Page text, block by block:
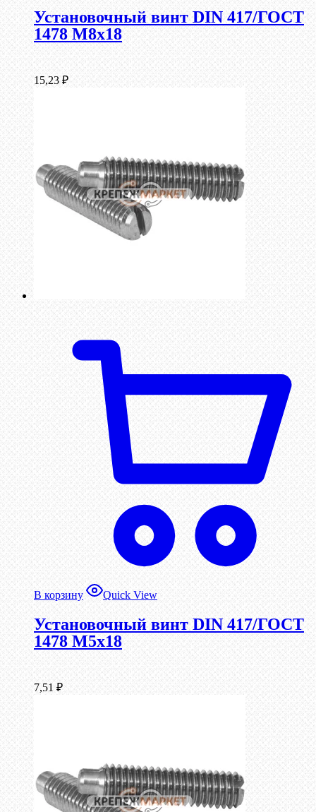
Установочный винт DIN 417/ГОСТ
1478 М8х18
15,23 ₽
В корзину Quick View
Установочный винт DIN 417/ГОСТ
1478 М5х18
7,51 ₽